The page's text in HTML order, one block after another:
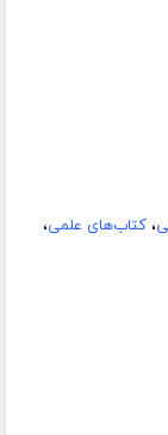
، کتاب‌های علمی،